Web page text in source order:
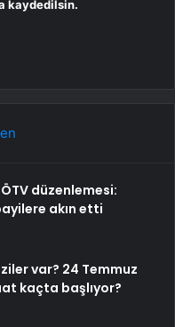
kaydedilsin.
düzenlemesi:
akın etti
var? 24 Temmuz
kaçta başlıyor?